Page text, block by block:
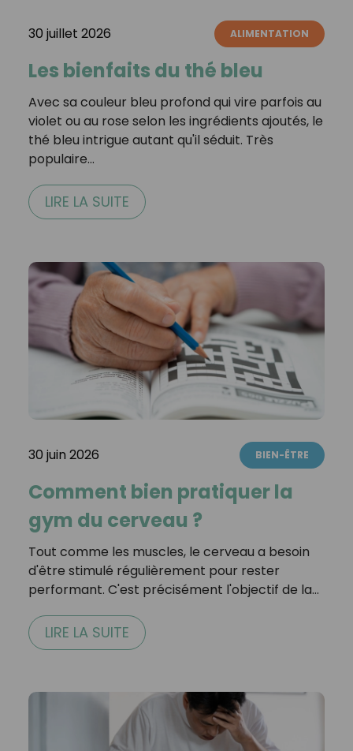
30 juillet 2026 ALIMENTATION
Les bienfaits du thé bleu
Avec sa couleur bleu profond qui vire parfois au
violet ou au rose selon les ingrédients ajoutés, le
thé bleu intrigue autant qu'il séduit. Très
populaire…
LIRE LA SUITE
30 juin 2026 BIEN-ÊTRE
Comment bien pratiquer la
gym du cerveau ?
Tout comme les muscles, le cerveau a besoin
d'être stimulé régulièrement pour rester
performant. C'est précisément l'objectif de la…
LIRE LA SUITE